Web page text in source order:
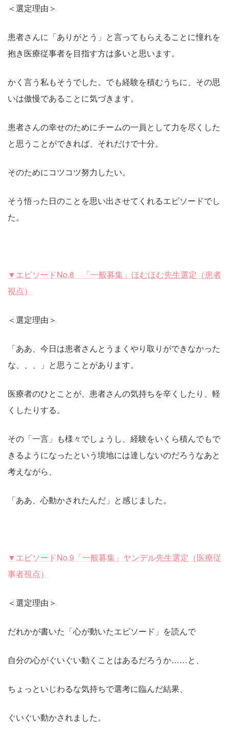
＜選定理由＞
患者さんに「ありがとう」と言ってもらえることに憧れを
抱き医療従事者を目指す方は多いと思います。
かく言う私もそうでした。でも経験を積むうちに、その思
いは傲慢であることに気づきます。
患者さんの幸せのためにチームの一員として力を尽くした
と思うことができれば、それだけで十分。
そのためにコツコツ努力したい。
そう悟った日のことを思い出させてくれるエピソードでし
た。
▼エピソードNo.8 「一般募集」ほむほむ先生選定（患者
視点）
＜選定理由＞
「ああ、今日は患者さんとうまくやり取りができなかった
な、、、」と思うことがあります。
医療者のひとことが、患者さんの気持ちを辛くしたり、軽
くしたりする。
その「一言」も様々でしょうし、経験をいくら積んでもで
きるようになったという境地には達しないのだろうなあと
考えながら、
「ああ、心動かされたんだ」と感じました。
▼エピソードNo.9「一般募集」ヤンデル先生選定（医療従
事者視点）
＜選定理由＞
だれかが書いた「心が動いたエピソード」を読んで
自分の心がぐいぐい動くことはあるだろうか……と、
ちょっといじわるな気持ちで選考に臨んだ結果、
ぐいぐい動かされました。